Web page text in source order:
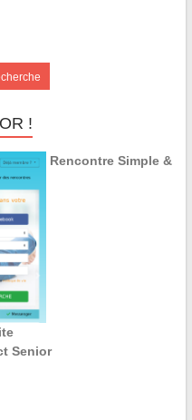
!
Rencontre Simple &
Senior